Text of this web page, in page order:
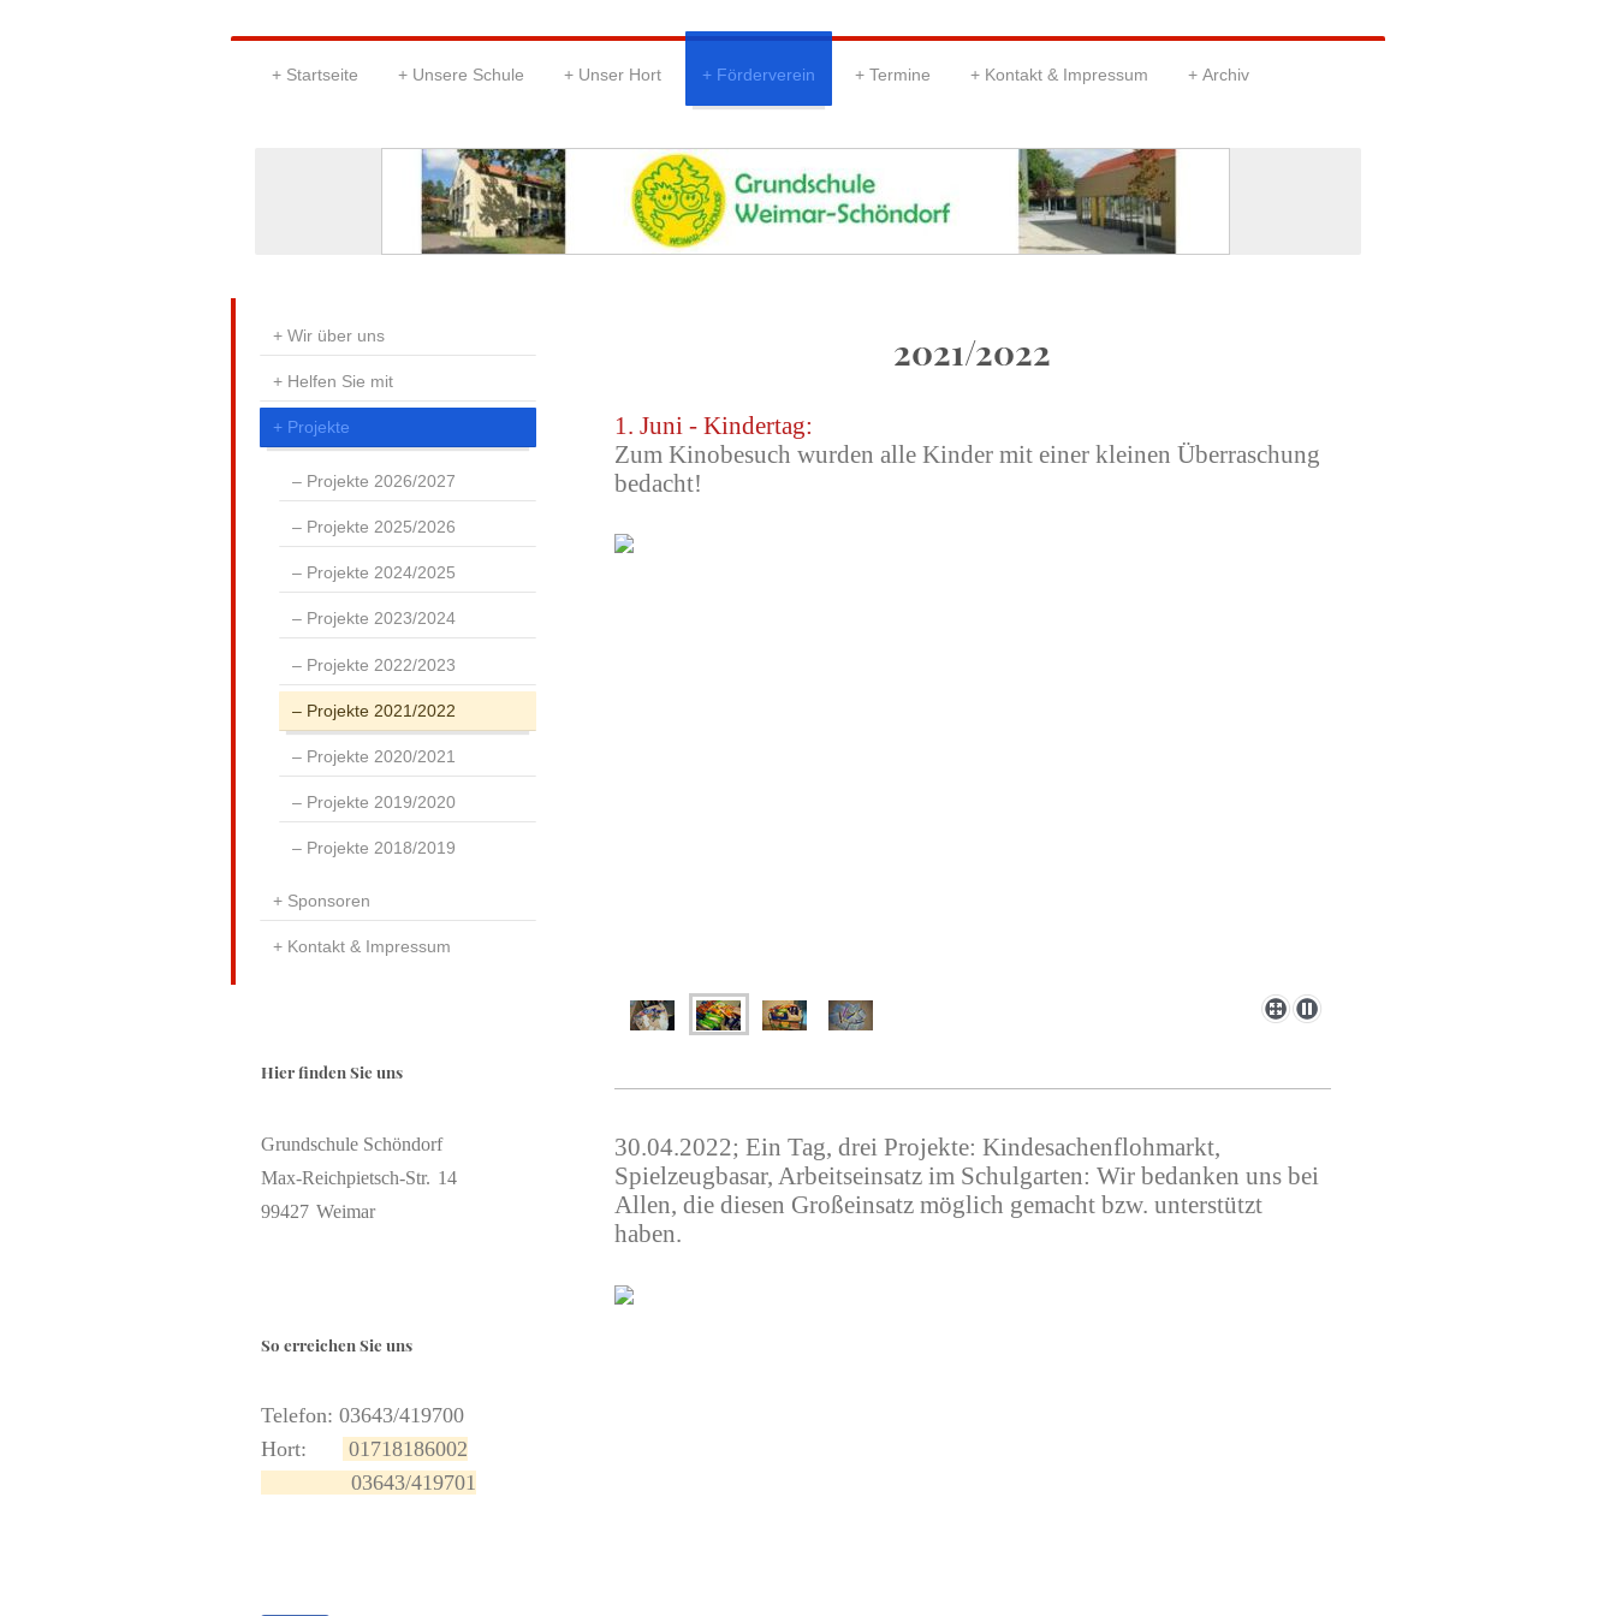
Startseite Unsere Schule Unser Hort Förderverein Termine Kontakt & Impressum Archiv
2021/2022
1. Juni - Kindertag:
Zum Kinobesuch wurden alle Kinder mit einer kleinen Überraschung
bedacht!
30.04.2022; Ein Tag, drei Projekte: Kindesachenflohmarkt,
Spielzeugbasar, Arbeitseinsatz im Schulgarten: Wir bedanken uns bei
Allen, die diesen Großeinsatz möglich gemacht bzw. unterstützt
haben.
Wir über uns
Helfen Sie mit
Projekte
Projekte 2026/2027
Projekte 2025/2026
Projekte 2024/2025
Projekte 2023/2024
Projekte 2022/2023
Projekte 2021/2022
Projekte 2020/2021
Projekte 2019/2020
Projekte 2018/2019
Sponsoren
Kontakt & Impressum
Hier finden Sie uns
Grundschule Schöndorf
Max-Reichpietsch-Str. 14
99427 Weimar
So erreichen Sie uns
Telefon: 03643/419700
Hort:
01718186002
03643/419701